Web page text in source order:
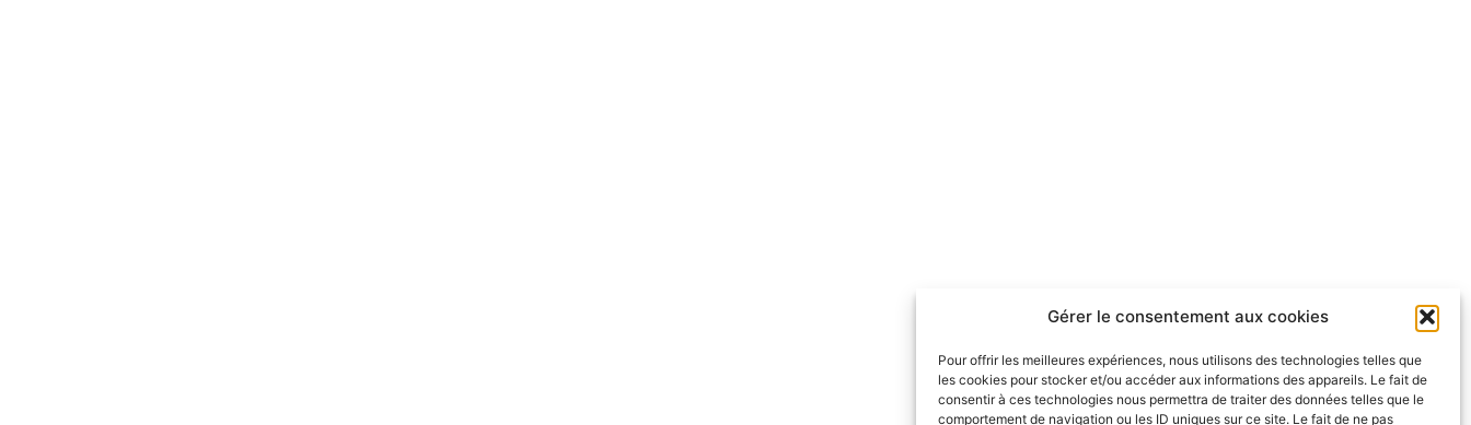
Gérer le consentement aux cookies
Pour offrir les meilleures expériences, nous utilisons des technologies telles que
les cookies pour stocker et/ou accéder aux informations des appareils. Le fait de
consentir à ces technologies nous permettra de traiter des données telles que le
comportement de navigation ou les ID uniques sur ce site. Le fait de ne pas